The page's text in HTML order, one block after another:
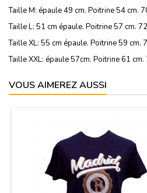
Taille M: épaule 49 cm. Poitrine 54 cm.
Taille L: 51 cm épaule. Poitrine 57 cm.
Taille XL: 55 cm épaule. Poitrine 59 cm.
Taille XXL: épaule 57cm. Poitrine 61
VOUS AIMEREZ AUSSI